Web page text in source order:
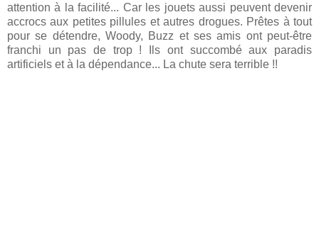
attention à la facilité... Car les jouets aussi peuvent devenir
accrocs aux petites pillules et autres drogues. Prêtes à tout
pour se détendre, Woody, Buzz et ses amis ont peut-être
franchi un pas de trop ! Ils ont succombé aux paradis
artificiels et à la dépendance... La chute sera terrible !!